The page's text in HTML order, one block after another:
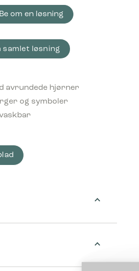
16x3 cm Selvklebende Blå antall
Be om en løsning
samlet løsning
avrundede hjørner
og symboler